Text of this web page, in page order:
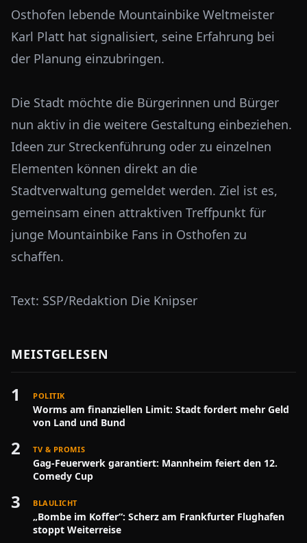
Osthofen lebende Mountainbike Weltmeister
Karl Platt hat signalisiert, seine Erfahrung bei
der Planung einzubringen.
Die Stadt möchte die Bürgerinnen und Bürger
nun aktiv in die weitere Gestaltung einbeziehen.
Ideen zur Streckenführung oder zu einzelnen
Elementen können direkt an die
Stadtverwaltung gemeldet werden. Ziel ist es,
gemeinsam einen attraktiven Treffpunkt für
junge Mountainbike Fans in Osthofen zu
schaffen.
Text: SSP/Redaktion Die Knipser
MEISTGELESEN
1 POLITIK
Worms am finanziellen Limit: Stadt fordert mehr Geld
von Land und Bund
2 TV & PROMIS
Gag-Feuerwerk garantiert: Mannheim feiert den 12.
Comedy Cup
3 BLAULICHT
„Bombe im Koffer“: Scherz am Frankfurter Flughafen
stoppt Weiterreise